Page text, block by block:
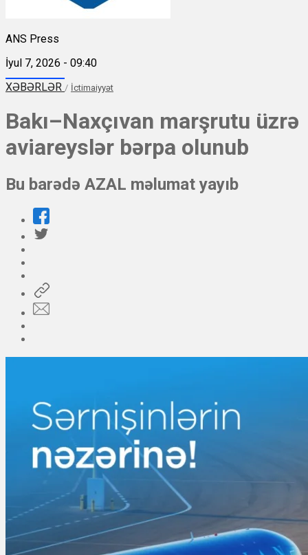
ANS Press
İyul 7, 2026 - 09:40
XƏBƏRLƏR / İctimaiyyət
Bakı–Naxçıvan marşrutu üzrə
aviareyslər bərpa olunub
Bu barədə AZAL məlumat yayıb